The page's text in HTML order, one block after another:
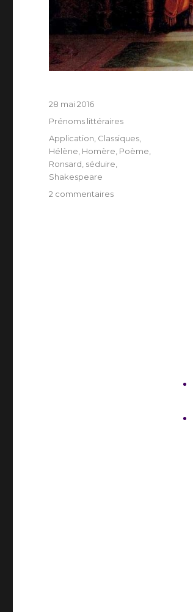
Publié
28 mai 2016
Catégories
Prénoms littéraires
Étiquettes
Application Classiques
Hélène Homère Poème
Ronsard séduire
Shakespeare
2 commentairessur